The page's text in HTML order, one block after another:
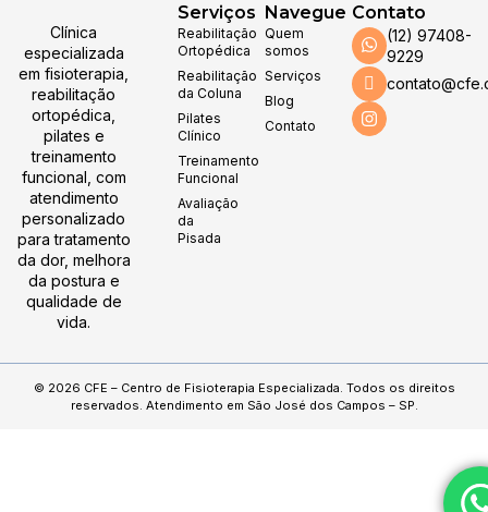
Clínica
especializada
em fisioterapia,
reabilitação
ortopédica,
pilates e
treinamento
funcional, com
atendimento
personalizado
para tratamento
da dor, melhora
da postura e
qualidade de
vida.
Serviços
Reabilitação
Ortopédica
Reabilitação
da Coluna
Pilates
Clínico
Treinamento
Funcional
Avaliação
da
Pisada
Navegue
Quem
somos
Serviços
Blog
Contato
Contato
(12) 97408-
9229
© 2026 CFE – Centro de Fisioterapia Especializada. Todos os direitos
reservados. Atendimento em São José dos Campos – SP.